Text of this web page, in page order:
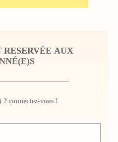
AUX
? connectez-vous !